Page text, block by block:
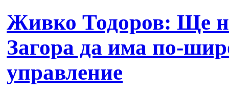
Живко Тодоров: Ще
Загора да има по-
управление